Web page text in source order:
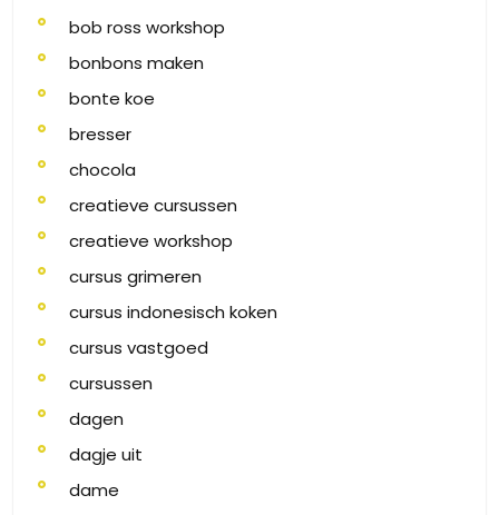
bob ross workshop
bonbons maken
bonte koe
bresser
chocola
creatieve cursussen
creatieve workshop
cursus grimeren
cursus indonesisch koken
cursus vastgoed
cursussen
dagen
dagje uit
dame